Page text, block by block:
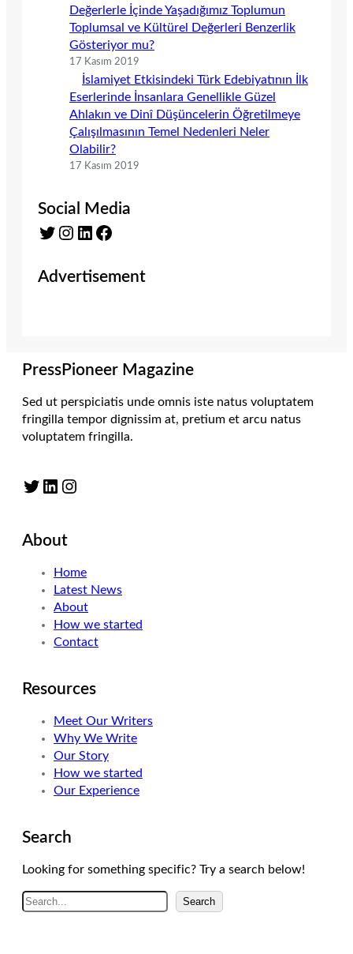
Değerlerle İçinde Yaşadığımız Toplumun
Toplumsal ve Kültürel Değerleri Benzerlik
Gösteriyor mu?
17 Kasım 2019
İslamiyet Etkisindeki Türk Edebiyatının İlk
Eserlerinde İnsanlara Genellikle Güzel
Ahlakın ve Dinî Düşüncelerin Öğretilmeye
Çalışılmasının Temel Nedenleri Neler
Olabilir?
17 Kasım 2019
Social Media
Twitter Instagram LinkedIn Facebook
Advertisement
PressPioneer Magazine
Sed ut perspiciatis unde omnis iste natus voluptatem
fringilla tempor dignissim at, pretium et arcu natus
voluptatem fringilla.
Twitter LinkedIn Instagram
About
Home
Latest News
About
How we started
Contact
Resources
Meet Our Writers
Why We Write
Our Story
How we started
Our Experience
Search
Looking for something specific? Try a search below!
A
r
Search